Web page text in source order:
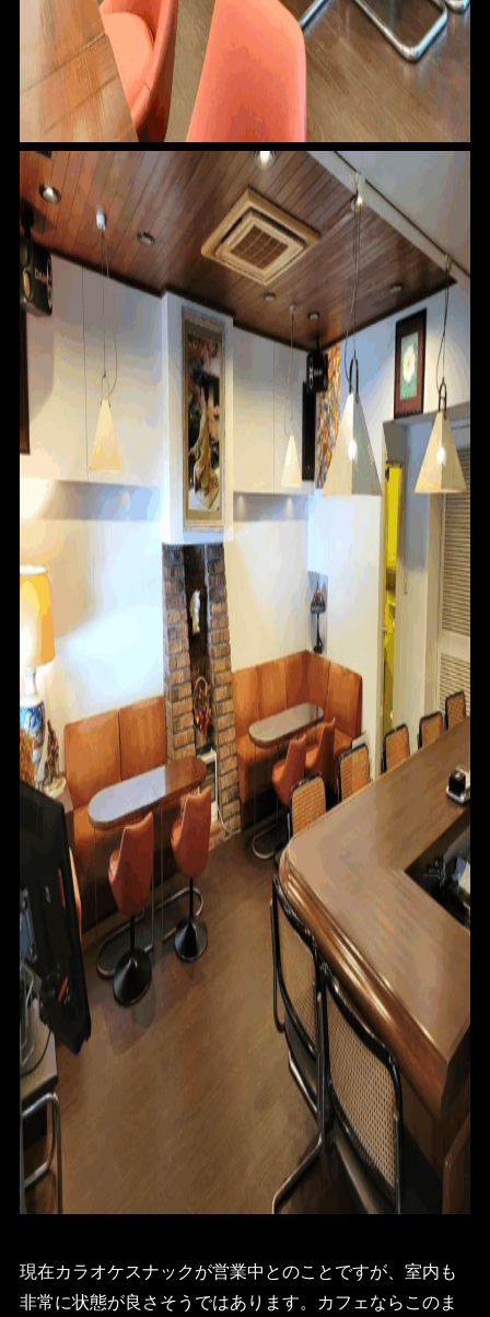
FOR SALE
FOR RENT
ABOUT
CONTACT
現在カラオケスナックが営業中とのことですが、室内も
非常に状態が良さそうではあります。カフェならこのま